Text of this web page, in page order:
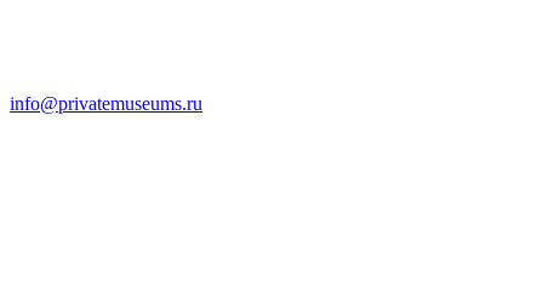
info@privatemuseums.ru